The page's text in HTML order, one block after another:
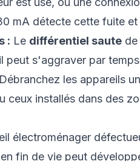
mA détecte cette fuite
: Le différentiel saute
peut s'aggraver par
Débranchez les appareils
ceux installés dans des
électroménager
fin de vie peut